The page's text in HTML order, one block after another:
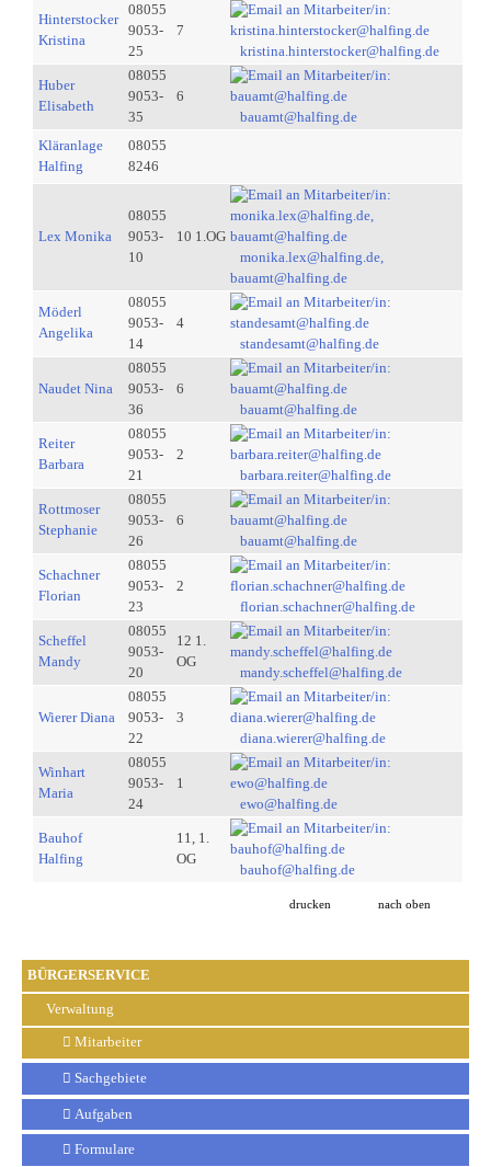
BÜRGERSERVICE
Verwaltung
Mitarbeiter
Sachgebiete
Aufgaben
Formulare
Hinterstocker
Kristina
08055
9053-
25
7
kristina.hinterstocker@halfing.de
Huber
Elisabeth
08055
9053-
35
6
bauamt@halfing.de
Kläranlage
Halfing
08055
8246
Lex Monika
08055
9053-
10
10 1.OG
monika.lex@halfing.de,
bauamt@halfing.de
Möderl
Angelika
08055
9053-
14
4
standesamt@halfing.de
Naudet Nina
08055
9053-
36
6
bauamt@halfing.de
Reiter
Barbara
08055
9053-
21
2
barbara.reiter@halfing.de
Rottmoser
Stephanie
08055
9053-
26
6
bauamt@halfing.de
Schachner
Florian
08055
9053-
23
2
florian.schachner@halfing.de
Scheffel
Mandy
08055
9053-
20
12 1.
OG
mandy.scheffel@halfing.de
Wierer Diana
08055
9053-
22
3
diana.wierer@halfing.de
Winhart
Maria
08055
9053-
24
1
ewo@halfing.de
Bauhof
Halfing
11, 1.
OG
bauhof@halfing.de
drucken nach oben